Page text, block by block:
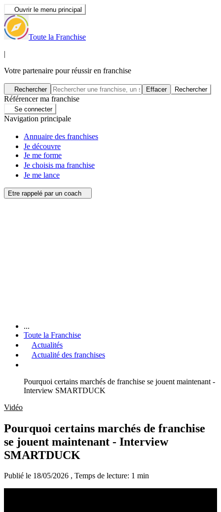
Ouvrir le menu principal
Toute la Franchise
|
Votre partenaire pour réussir en franchise
Rechercher Effacer Rechercher
Référencer ma franchise
Se connecter
Navigation principale
Annuaire des franchises
Je découvre
Je me forme
Je choisis ma franchise
Je me lance
Etre rappelé par un coach
...
Toute la Franchise
Actualités
Actualité des franchises
Pourquoi certains marchés de franchise se jouent maintenant -
Interview SMARTDUCK
Vidéo
Pourquoi certains marchés de franchise
se jouent maintenant - Interview
SMARTDUCK
Publié le 18/05/2026 , Temps de lecture: 1 min